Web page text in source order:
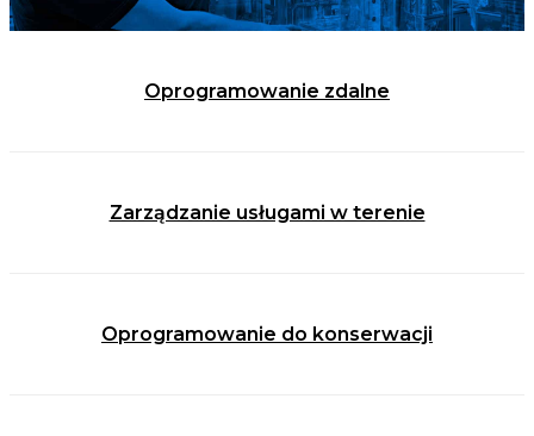
Oprogramowanie zdalne
Zarządzanie usługami w terenie
Oprogramowanie do konserwacji